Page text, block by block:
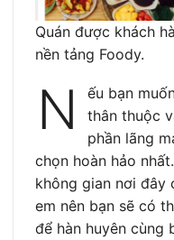
Quán được khách
nền tảng Foody.
N
ếu bạn
thân thuộc
phần lãng
chọn hoàn hảo
không gian nơi đây
em nên bạn sẽ có
để hàn huyên cùng